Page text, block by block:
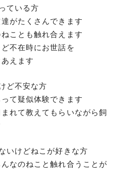
ている方
がたくさんできます
ことも触れ合えます
不在時にお世話を
えます
ど不安な方
て疑似体験できます
れて教えてもらいながら飼
いけどねこが好きな方
なのねこと触れ合うことが